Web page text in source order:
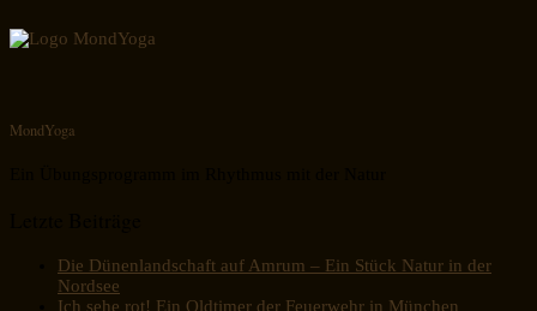
MondYoga
Die Dünenlandschaft auf Amrum – Ein Stück Natur in der
Nordsee
Ich sehe rot! Ein Oldtimer der Feuerwehr in München